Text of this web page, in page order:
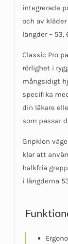
integrerade
och av
längder – 53,
Classic Pro
rörlighet i
mångsidigt
specifika
din läkare
som passar
Gripklon
klar att
halkfria
i längderna